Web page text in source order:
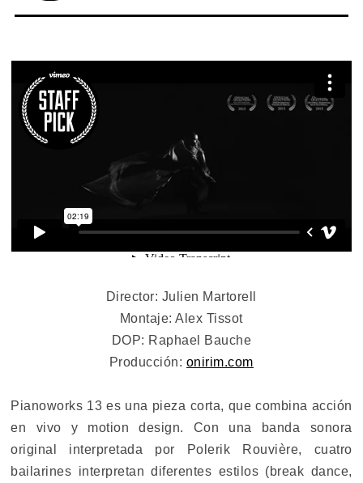
Director: Julien Martorell
Montaje: Alex Tissot
DOP: Raphael Bauche
Producción: onirim.com
Pianoworks 13 es una pieza corta, que combina acción
en vivo y motion design. Con una banda sonora
original interpretada por Polerik Rouvière, cuatro
bailarines interpretan diferentes estilos (break dance,